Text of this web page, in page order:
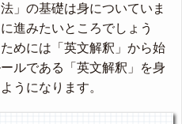
」の基礎は身についていま
進みたいところでしょう
めには「英文解釈」から始
ルである「英文解釈」を身
うになります。